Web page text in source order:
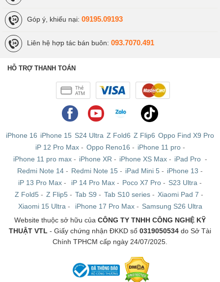
Góp ý, khiếu nại: 09195.09193
Liên hệ hợp tác bán buôn: 093.7070.491
HỖ TRỢ THANH TOÁN
iPhone 16 iPhone 15 S24 Ultra Z Fold6 Z Flip6 Oppo Find X9 Pro
iP 12 Pro Max- Oppo Reno16 - iPhone 11 pro-
iPhone 11 pro max- iPhone XR - iPhone XS Max- iPad Pro -
Redmi Note 14 - Redmi Note 15 - iPad Mini 5 - iPhone 13 -
iP 13 Pro Max - iP 14 Pro Max - Poco X7 Pro - S23 Ultra -
Z Fold5 - Z Flip5 - Tab S9 - Tab S10 series - Xiaomi Pad 7 -
Xiaomi 15 Ultra - iPhone 17 Pro Max- Samsung S26 Ultra
Website thuộc sở hữu của CÔNG TY TNHH CÔNG NGHỆ KỸ
THUẬT VTL - Giấy chứng nhận ĐKKD số 0319050534 do Sở Tài
Chính TPHCM cấp ngày 24/07/2025.